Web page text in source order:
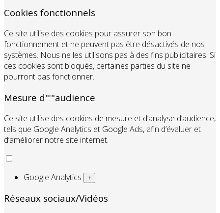
Cookies fonctionnels
Ce site utilise des cookies pour assurer son bon
fonctionnement et ne peuvent pas être désactivés de nos
systèmes. Nous ne les utilisons pas à des fins publicitaires. Si
ces cookies sont bloqués, certaines parties du site ne
pourront pas fonctionner.
Mesure d"'"audience
Ce site utilise des cookies de mesure et d’analyse d’audience,
tels que Google Analytics et Google Ads, afin d’évaluer et
d’améliorer notre site internet.
Google Analytics +
Réseaux sociaux/Vidéos